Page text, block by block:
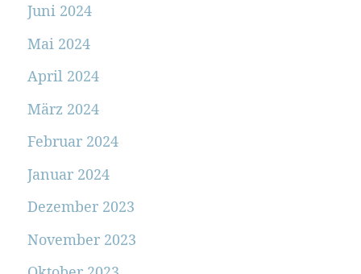
Juni 2024
Mai 2024
April 2024
März 2024
Februar 2024
Januar 2024
Dezember 2023
November 2023